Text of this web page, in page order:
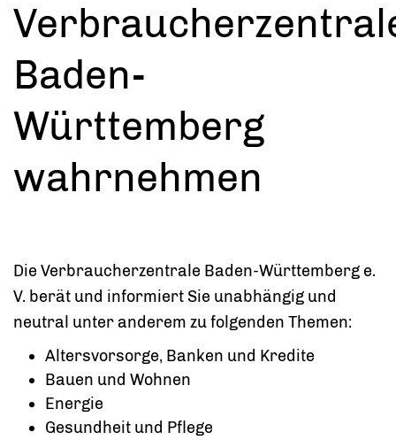
Baden-
Württemberg
wahrnehmen
Die Verbraucherzentrale Baden-Württemberg e.
V. berät und informiert Sie unabhängig und
neutral unter anderem zu folgenden Themen:
Altersvorsorge, Banken und Kredite
Bauen und Wohnen
Energie
Gesundheit und Pflege